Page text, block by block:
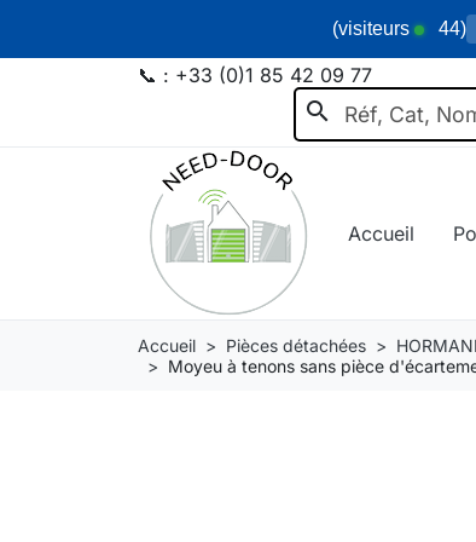
(visiteurs 44)
search
📞 : +33 (0)1 85 42 09 77
Accueil
Accueil Pièces détachées
Moyeu à tenons sans pièce